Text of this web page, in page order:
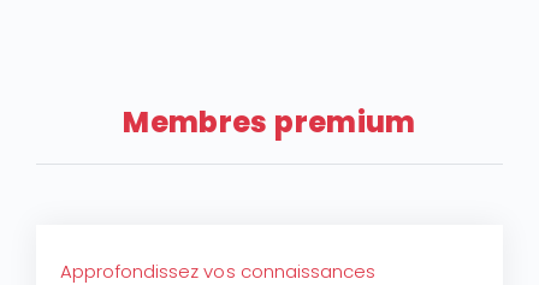
Membres premium
Approfondissez vos connaissances